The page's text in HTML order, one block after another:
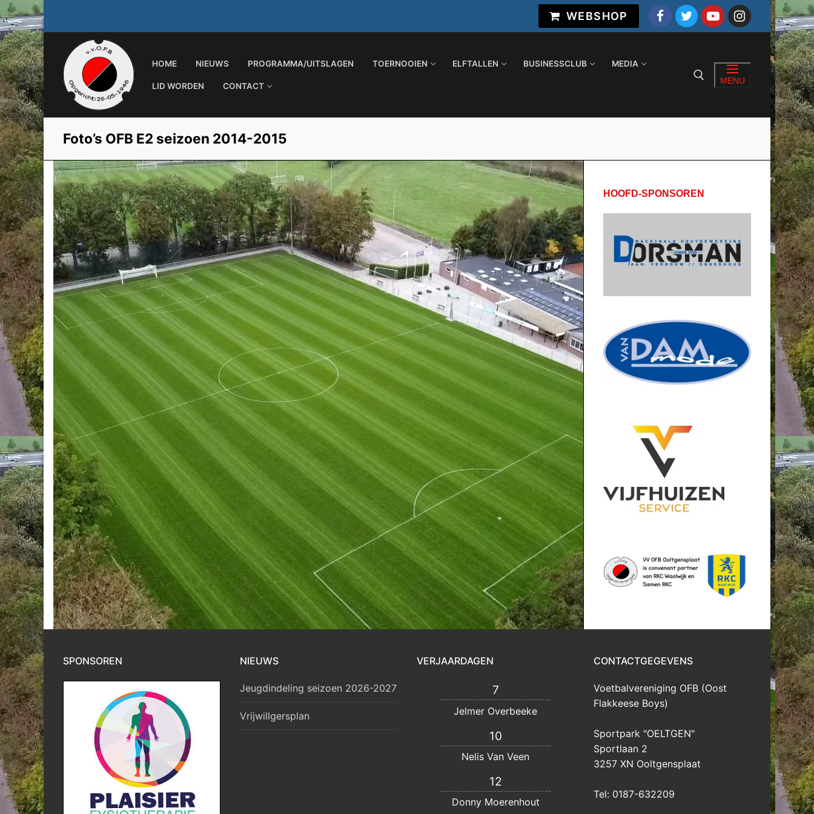
naar
de
inhoud
WEBSHOP
HOME NIEUWS PROGRAMMA/UITSLAGEN TOERNOOIEN ELFTALLEN BUSINESSCLUB MEDIA
LID WORDEN CONTACT
MENU
Foto’s OFB E2 seizoen 2014-2015
HOOFD-SPONSOREN
SPONSOREN NIEUWS
Jeugdindeling seizoen 2026-2027
Vrijwillgersplan
VERJAARDAGEN
7
Jelmer Overbeeke
10
Nelis Van Veen
12
Donny Moerenhout
CONTACTGEGEVENS
Voetbalvereniging OFB (Oost
Flakkeese Boys)
Sportpark "OELTGEN"
Sportlaan 2
3257 XN Ooltgensplaat
Tel: 0187-632209